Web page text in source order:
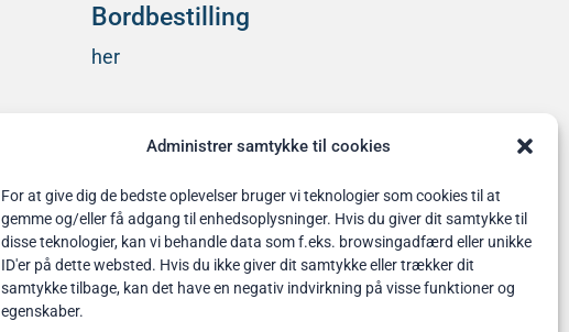
Administrer samtykke til cookies
For at give dig de bedste oplevelser bruger vi teknologier som cookies til at
gemme og/eller få adgang til enhedsoplysninger. Hvis du giver dit samtykke til
disse teknologier, kan vi behandle data som f.eks. browsingadfærd eller unikke
ID'er på dette websted. Hvis du ikke giver dit samtykke eller trækker dit
samtykke tilbage, kan det have en negativ indvirkning på visse funktioner og
egenskaber.
Bordbestilling
her